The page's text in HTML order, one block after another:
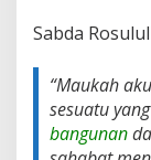
Sabda
“Maukah
sesuatu
bangunan